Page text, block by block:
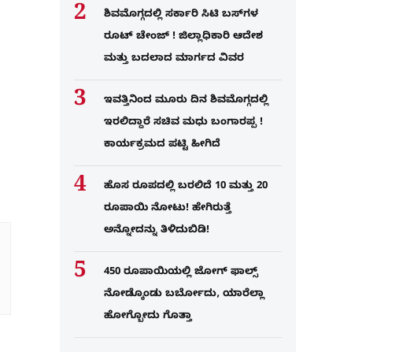
ಶಿವಮೊಗ್ಗದಲ್ಲಿ ಸರ್ಕಾರಿ ಸಿಟಿ ಬಸ್​ಗಳ
ರೂಟ್ ಚೇಂಜ್ ! ಜಿಲ್ಲಾಧಿಕಾರಿ ಆದೇಶ
ಮತ್ತು ಬದಲಾದ ಮಾರ್ಗದ ವಿವರ
ಇವತ್ತಿನಿಂದ ಮೂರು ದಿನ ಶಿವಮೊಗ್ಗದಲ್ಲಿ
ಇರಲಿದ್ದಾರೆ ಸಚಿವ ಮಧು ಬಂಗಾರಪ್ಪ !
ಕಾರ್ಯಕ್ರಮದ ಪಟ್ಟಿ ಹೀಗಿದೆ
ಹೊಸ ರೂಪದಲ್ಲಿ ಬರಲಿದೆ 10 ಮತ್ತು 20
ರೂಪಾಯಿ ನೋಟು! ಹೇಗಿರುತ್ತೆ
ಅನ್ನೋದನ್ನು ತಿಳಿದುಬಿಡಿ!
450 ರೂಪಾಯಿಯಲ್ಲಿ ಜೋಗ್​ ಫಾಲ್ಸ್​
ನೋಡ್ಕೊಂಡು ಬರ್ಬೋದು, ಯಾರೆಲ್ಲಾ
ಹೋಗ್ಬೋದು ಗೊತ್ತಾ